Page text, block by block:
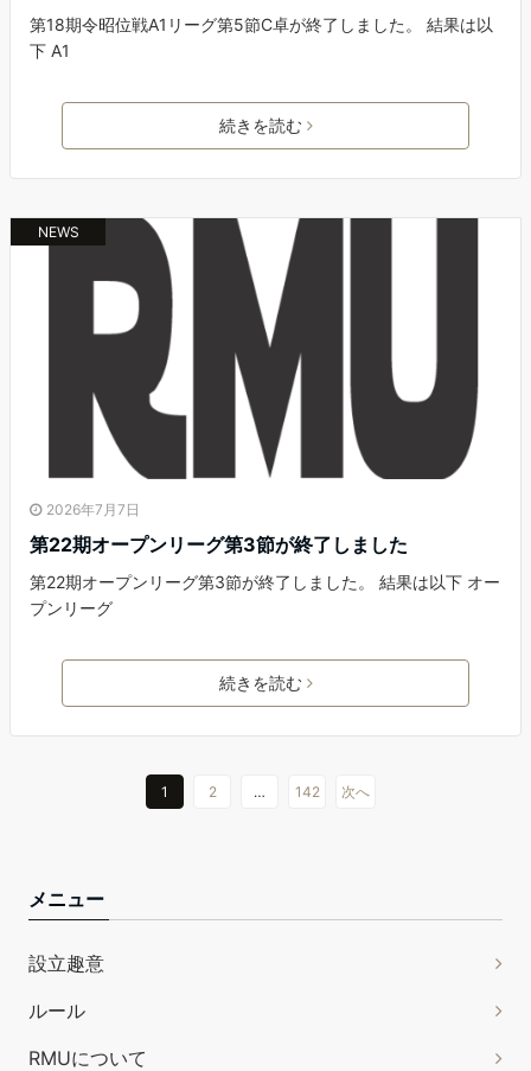
第18期令昭位戦A1リーグ第5節C卓が終了しました。 結果は以
下 A1
続きを読む
NEWS
2026年7月7日
第22期オープンリーグ第3節が終了しました
第22期オープンリーグ第3節が終了しました。 結果は以下 オー
プンリーグ
続きを読む
1 2 … 142 次へ
メニュー
設立趣意
ルール
RMUについて